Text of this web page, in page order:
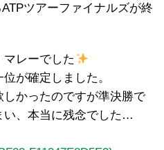
ツアーファイナルズが終
レーでした
が確定しました。
かったのですが準決勝で
い、本当に残念でした…